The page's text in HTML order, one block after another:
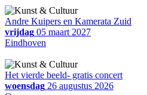
Andre Kuipers en Kamerata Zuid
vrijdag 05 maart 2027
Eindhoven
Het vierde beeld- gratis concert
woensdag 26 augustus 2026